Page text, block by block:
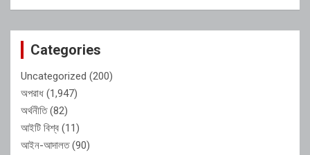
Categories
Uncategorized (200)
অপরাধ (1,947)
অর্থনীতি(82)
আইটি বিশ্ব (11)
আইন-আদালত(90)